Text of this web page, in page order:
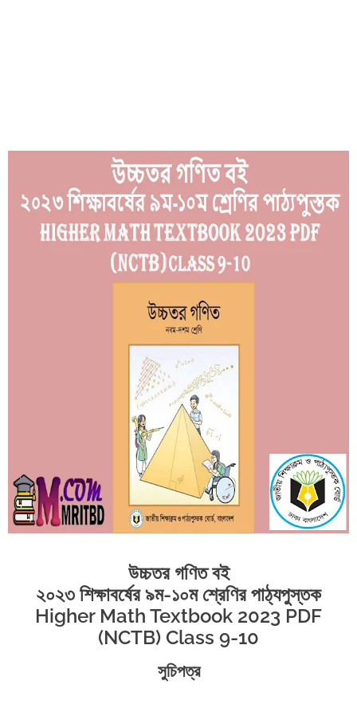
উচ্চতর গণিত বই
২০২৩ শিক্ষাবর্ষের ৯ম-১০ম শ্রেণির পাঠ্যপুস্তক
Higher Math Textbook 2023 PDF
(NCTB) Class 9-10
সুচিপত্র